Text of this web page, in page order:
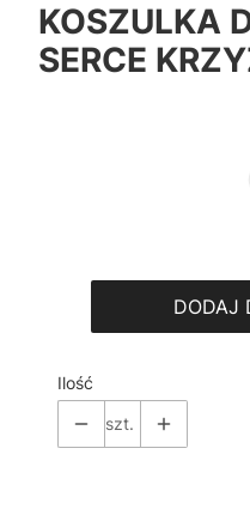
KOSZULKA
SERCE
DODAJ
Ilość
szt.